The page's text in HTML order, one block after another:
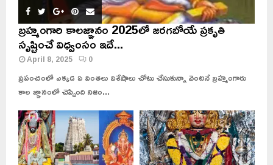
బ్రహ్మంగారి కాలజ్ఞానం 2025లో జరగబోయే ప్రకృతి
సృష్టించే విధ్వంసం ఇదే...
April 8, 2025 0
ప్రపంచంలో ఎక్కడ ఏ వింతలు విశేషాలు చోటు చేసుకున్నా వెంటనే బ్రహ్మంగారు
కాల జ్ఞానంలో చెప్పింది నిజం...